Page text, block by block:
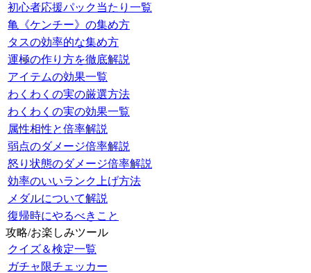
初心者応援パック当たり一覧
亀《ケンチー》の集め方
タスの効率的な集め方
運極の作り方を徹底解説
アイテムの効果一覧
わくわくの実の厳選方法
わくわくの実の効果一覧
属性相性と倍率解説
弱点のダメージ倍率解説
怒り状態のダメージ倍率解説
効率のいいランク上げ方法
メダルについて解説
復帰時にやるべきこと
攻略/お楽しみツール
クイズ＆検定一覧
ガチャ限チェッカー